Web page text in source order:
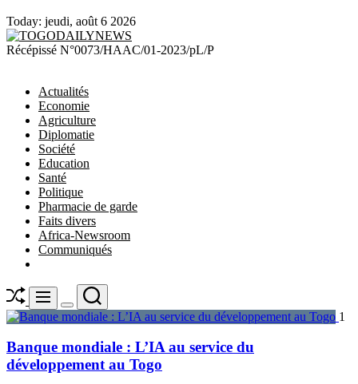
Today: jeudi, août 6 2026
TOGODAILYNEWS
Récépissé N°0073/HAAC/01-2023/pL/P
Actualités
Economie
Agriculture
Diplomatie
Société
Education
Santé
Politique
Pharmacie de garde
Faits divers
Africa-Newsroom
Communiqués
ShuffleMenu
Switch
color
Search
1
Banque mondiale : L’IA au service du
développement au Togo